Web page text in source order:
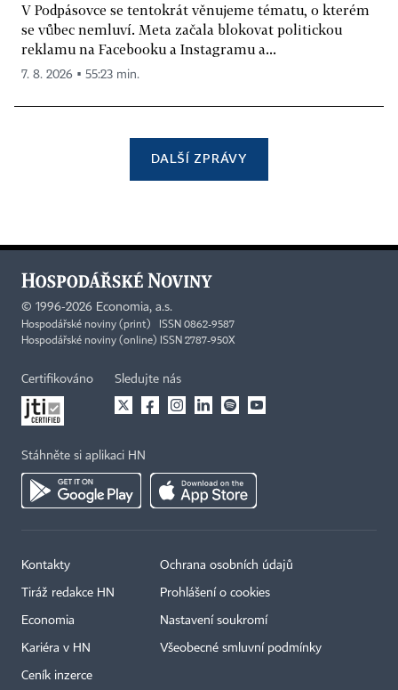
V Podpásovce se tentokrát věnujeme tématu, o kterém
se vůbec nemluví. Meta začala blokovat politickou
reklamu na Facebooku a Instagramu a...
7. 8. 2026 ▪ 55:23 min.
DALŠÍ ZPRÁVY
© 1996-2026 Economia, a.s.
Hospodářské noviny (print) ISSN 0862-9587
Hospodářské noviny (online) ISSN 2787-950X
Certifikováno Sledujte nás
Stáhněte si aplikaci HN
Kontakty
Tiráž redakce HN
Economia
Kariéra v HN
Ceník inzerce
Ochrana osobních údajů
Prohlášení o cookies
Nastavení soukromí
Všeobecné smluvní podmínky